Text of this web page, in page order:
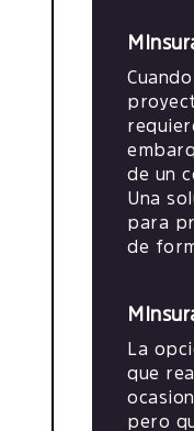
de un
Una
para
de
La
que
pero